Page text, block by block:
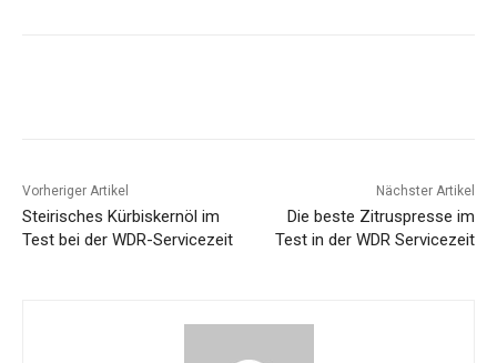
Vorheriger Artikel
Steirisches Kürbiskernöl im
Test bei der WDR-Servicezeit
Nächster Artikel
Die beste Zitruspresse im
Test in der WDR Servicezeit